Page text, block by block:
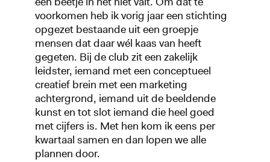
voorkomen heb ik vorig jaar een stichting
opgezet bestaande uit een groepje
mensen dat daar wél kaas van heeft
gegeten. Bij de club zit een zakelijk
leidster, iemand met een conceptueel
creatief brein met een marketing
achtergrond, iemand uit de beeldende
kunst en tot slot iemand die heel goed
met cijfers is. Met hen kom ik eens per
kwartaal samen en dan lopen we alle
plannen door.